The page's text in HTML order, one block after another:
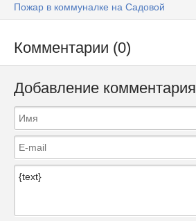
Пожар в коммуналке на Садовой
Комментарии (0)
Добавление комментария